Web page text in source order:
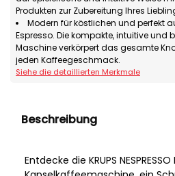
Produkten zur Zubereitung Ihres
Modern für köstlichen und perfekt
Espresso. Die kompakte, intuitive und
Maschine verkörpert das gesamte
jeden Kaffeegeschmack.
Siehe die detaillierten Merkmale
Beschreibung
Entdecke die KRUPS NESPRESSO